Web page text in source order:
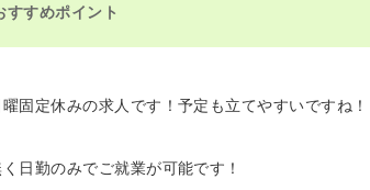
すすめポイント
固定休みの求人です！予定も立てやすいですね！
日勤のみでご就業が可能です！